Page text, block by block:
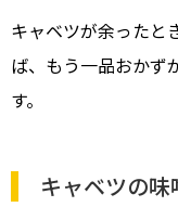
キャベツが余ったと
ば、もう一品おかず
す。
キャベツの味